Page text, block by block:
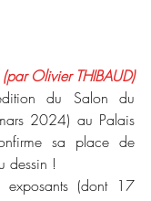
(par Olivier THIBAUD)
du Salon du
2024) au Palais
sa place de
dessin !
(dont 17